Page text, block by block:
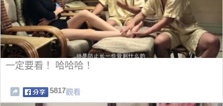
一定要看！ 哈哈哈！
5817觀看